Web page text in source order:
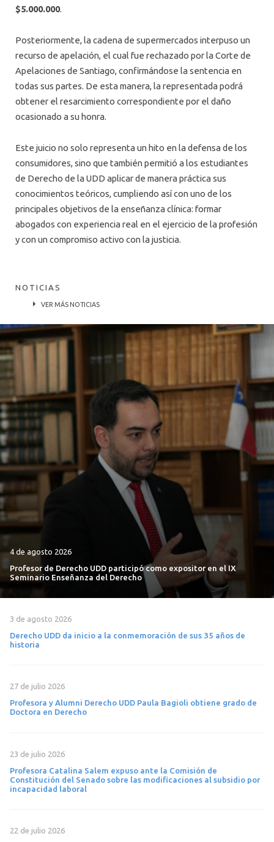
$5.000.000.
Posteriormente, la cadena de supermercados interpuso un
recurso de apelación, el cual fue rechazado por la Corte de
Apelaciones de Santiago, confirmándose la sentencia en
todas sus partes. De esta manera, la representada podrá
obtener el resarcimiento correspondiente por el daño
ocasionado a su honra.
Este juicio no solo representa un hito en la defensa de los
consumidores, sino que también permitió a los estudiantes
de Derecho de la UDD aplicar de manera práctica sus
conocimientos teóricos, cumpliendo así con uno de los
principales objetivos de la enseñanza clínica: formar
abogados con experiencia real en el ejercicio de la profesión
y con un compromiso activo con la justicia.
NOTICIAS
VER MÁS NOTICIAS
4 de agosto 2026
Profesor de Derecho UDD participó como expositor en el IX
Seminario Enseñanza del Derecho
3 de agosto 2026
Derecho UDD da inicio a la conmemoración de sus 35 años de
historia
27 de julio 2026
Profesora y Alumni Derecho UDD Paula Bagioli obtiene grado de
Doctora en Derecho
23 de julio 2026
Profesora Catalina Salem expuso ante la Comisión de
Constitución del Senado sobre las modificaciones al subsidio por
incapacidad laboral
22 de julio 2026